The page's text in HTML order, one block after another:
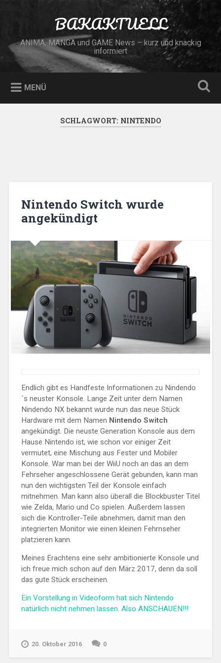
BAKAKTUELL
ANIMA, MANGA und GAME News – kurz und knackig
informiert
MENÜ
SCHLAGWORT: NINTENDO
Nintendo Switch wurde
angekündigt
Endlich gibt es Handfeste Informationen zu Nindendo
´s neuster Konsole. Lange Zeit unter dem Namen
Nindendo NX bekannt wurde nun das neue Stück
Hardware mit dem Namen Nintendo Switch
angekündigt. Die neuste Generation Konsole aus dem
Hause Nintendo ist, wie schon vor einiger Zeit
vermutet, eine Mischung aus Fester und Mobiler
Konsole. War man bei der WiiU noch an das an dem
Fehrseher angeschlossene Gerät gebunden, kann man
nun den wichtigsten Teil der Konsole einfach
mitnehmen. Man kann also überall die Blockbuster Titel
wie Zelda, Mario und Co spielen. Außerdem lassen
sich die Kontroller-Teile abnehmen, damit man den
integrierten Monitor wie einen kleinen Fehrnseher
platzieren kann.
Meines Erachtens eine sehr ambitionierte Konsole und
ich freue mich schon auf den März 2017, denn da soll
das gute Stück erscheinen.
Ein Vorstellung in Videoform hat sich Nintendo
natürlich nicht nehmen lassen. Also ANSCHAUEN!!!
20. Oktober 2016 0